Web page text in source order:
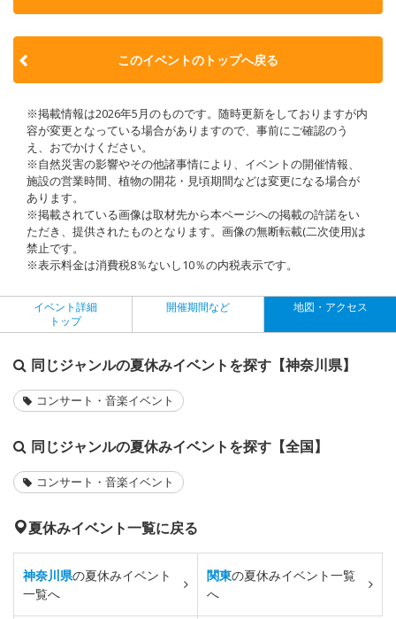
このイベントのトップへ戻る
※掲載情報は2026年5月のものです。随時更新をしておりますが内
容が変更となっている場合がありますので、事前にご確認のう
え、おでかけください。
※自然災害の影響やその他諸事情により、イベントの開催情報、
施設の営業時間、植物の開花・見頃期間などは変更になる場合が
あります。
※掲載されている画像は取材先から本ページへの掲載の許諾をい
ただき、提供されたものとなります。画像の無断転載(二次使用)は
禁止です。
※表示料金は消費税8％ないし10％の内税表示です。
イベント詳細
トップ
開催期間など 地図・アクセス
同じジャンルの夏休みイベントを探す【神奈川県】
コンサート・音楽イベント
同じジャンルの夏休みイベントを探す【全国】
コンサート・音楽イベント
夏休みイベント一覧に戻る
神奈川県の夏休みイベント
一覧へ
関東の夏休みイベント一覧
へ